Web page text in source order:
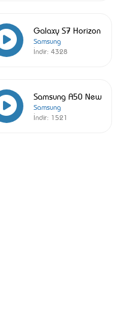
Galaxy S7 Horizon
Samsung
İndir: 4328
Samsung A50 New
Samsung
İndir: 1521